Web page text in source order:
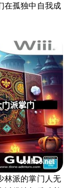
在孤独中自我成
林派的掌门人无